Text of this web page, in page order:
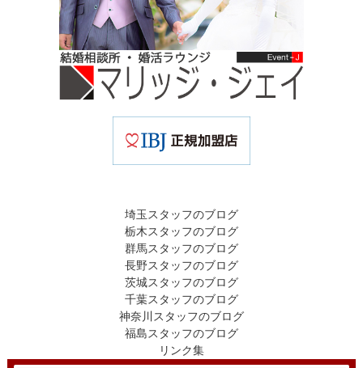
埼玉スタッフのブログ
栃木スタッフのブログ
群馬スタッフのブログ
長野スタッフのブログ
茨城スタッフのブログ
千葉スタッフのブログ
神奈川スタッフのブログ
福島スタッフのブログ
リンク集